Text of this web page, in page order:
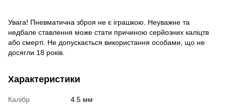
Увага! Пневматична зброя не є іграшкою. Неуважне та
недбале ставлення може стати причиною серйозних каліцтв
або смерті. Не допускається використання особами, що не
досягли 18 років.
Характеристики
Калібр
4.5 мм